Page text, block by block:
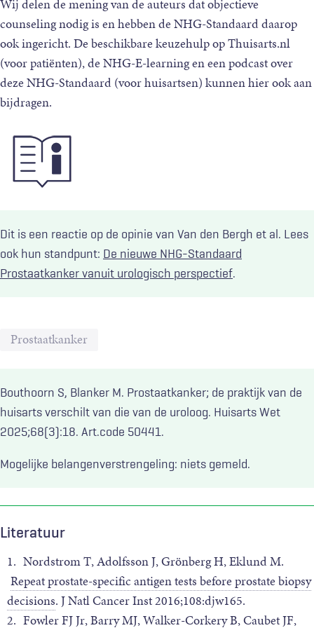
Wij delen de mening van de auteurs dat objectieve
counseling nodig is en hebben de NHG-Standaard daarop
ook ingericht. De beschikbare keuzehulp op Thuisarts.nl
(voor patiënten), de NHG-E-learning en een podcast over
deze NHG-Standaard (voor huisartsen) kunnen hier ook aan
bijdragen.
Dit is een reactie op de opinie van Van den Bergh et al. Lees
ook hun standpunt: De nieuwe NHG-Standaard
Prostaatkanker vanuit urologisch perspectief.
Prostaatkanker
Bouthoorn S, Blanker M. Prostaatkanker; de praktijk van de
huisarts verschilt van die van de uroloog. Huisarts Wet
2025;68(3):18. Art.code 50441.
Mogelijke belangenverstrengeling: niets gemeld.
Literatuur
1. Nordstrom T, Adolfsson J, Grönberg H, Eklund M.
Repeat prostate-specific antigen tests before prostate biopsy
decisions. J Natl Cancer Inst 2016;108:djw165.
2. Fowler FJ Jr, Barry MJ, Walker-Corkery B, Caubet JF,